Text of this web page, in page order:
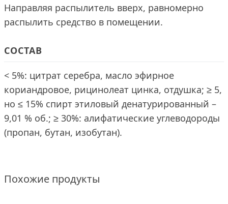
Направляя распылитель вверх, равномерно
распылить средство в помещении.
СОСТАВ
< 5%: цитрат серебра, масло эфирное
кориандровое, рицинолеат цинка, отдушка; ≥ 5,
но ≤ 15% спирт этиловый денатурированный –
9,01 % об.; ≥ 30%: алифатические углеводороды
(пропан, бутан, изобутан).
Похожие продукты